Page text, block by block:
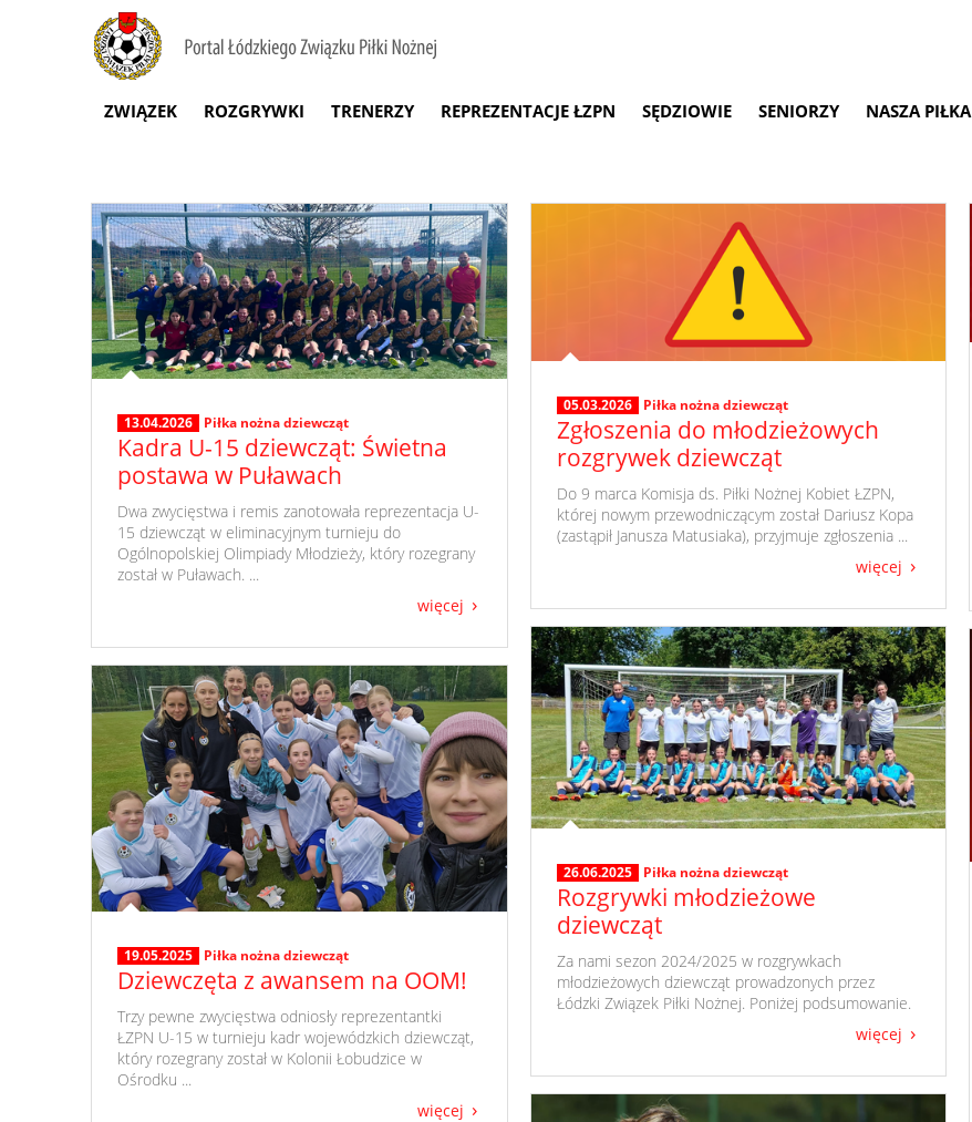
ZWIĄZEK ROZGRYWKI TRENERZY REPREZENTACJE ŁZPN SĘDZIOWIE SENIORZY NASZA PIŁKA
13.04.2026 Piłka nożna dziewcząt
Kadra U-15 dziewcząt: Świetna
postawa w Puławach
​ Dwa zwycięstwa i remis zanotowała reprezentacja U-
15 dziewcząt w eliminacyjnym turnieju do
Ogólnopolskiej Olimpiady Młodzieży, który rozegrany
został w Puławach. ...
więcej
05.03.2026 Piłka nożna dziewcząt
Zgłoszenia do młodzieżowych
rozgrywek dziewcząt
​ Do 9 marca Komisja ds. Piłki Nożnej Kobiet ŁZPN,
której nowym przewodniczącym został Dariusz Kopa
(zastąpił Janusza Matusiaka), przyjmuje zgłoszenia ...
więcej
26.06.2025 Piłka nożna dziewcząt
Rozgrywki młodzieżowe
dziewcząt
​ Za nami sezon 2024/2025 w rozgrywkach
młodzieżowych dziewcząt prowadzonych przez
Łódzki Związek Piłki Nożnej. Poniżej podsumowanie.
więcej
19.05.2025 Piłka nożna dziewcząt
Dziewczęta z awansem na OOM!
​ Trzy pewne zwycięstwa odniosły reprezentantki
ŁZPN U-15 w turnieju kadr wojewódzkich dziewcząt,
który rozegrany został w Kolonii Łobudzice w
Ośrodku ...
więcej